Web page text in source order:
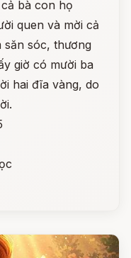
bà con họ
quen và mời cả
săn sóc, thương
giờ có mười ba
hai đĩa vàng, do